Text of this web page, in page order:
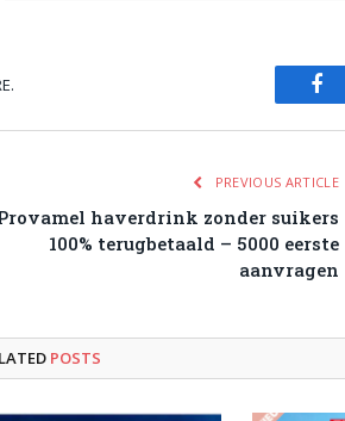
PREVIOUS ARTICLE
haverdrink zonder suikers
100% terugbetaald – 5000 eerste
aanvragen
POSTS